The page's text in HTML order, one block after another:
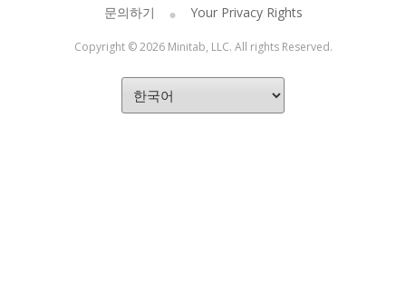
문의하기
Your Privacy Rights
Copyright © 2026 Minitab, LLC. All rights Reserved.